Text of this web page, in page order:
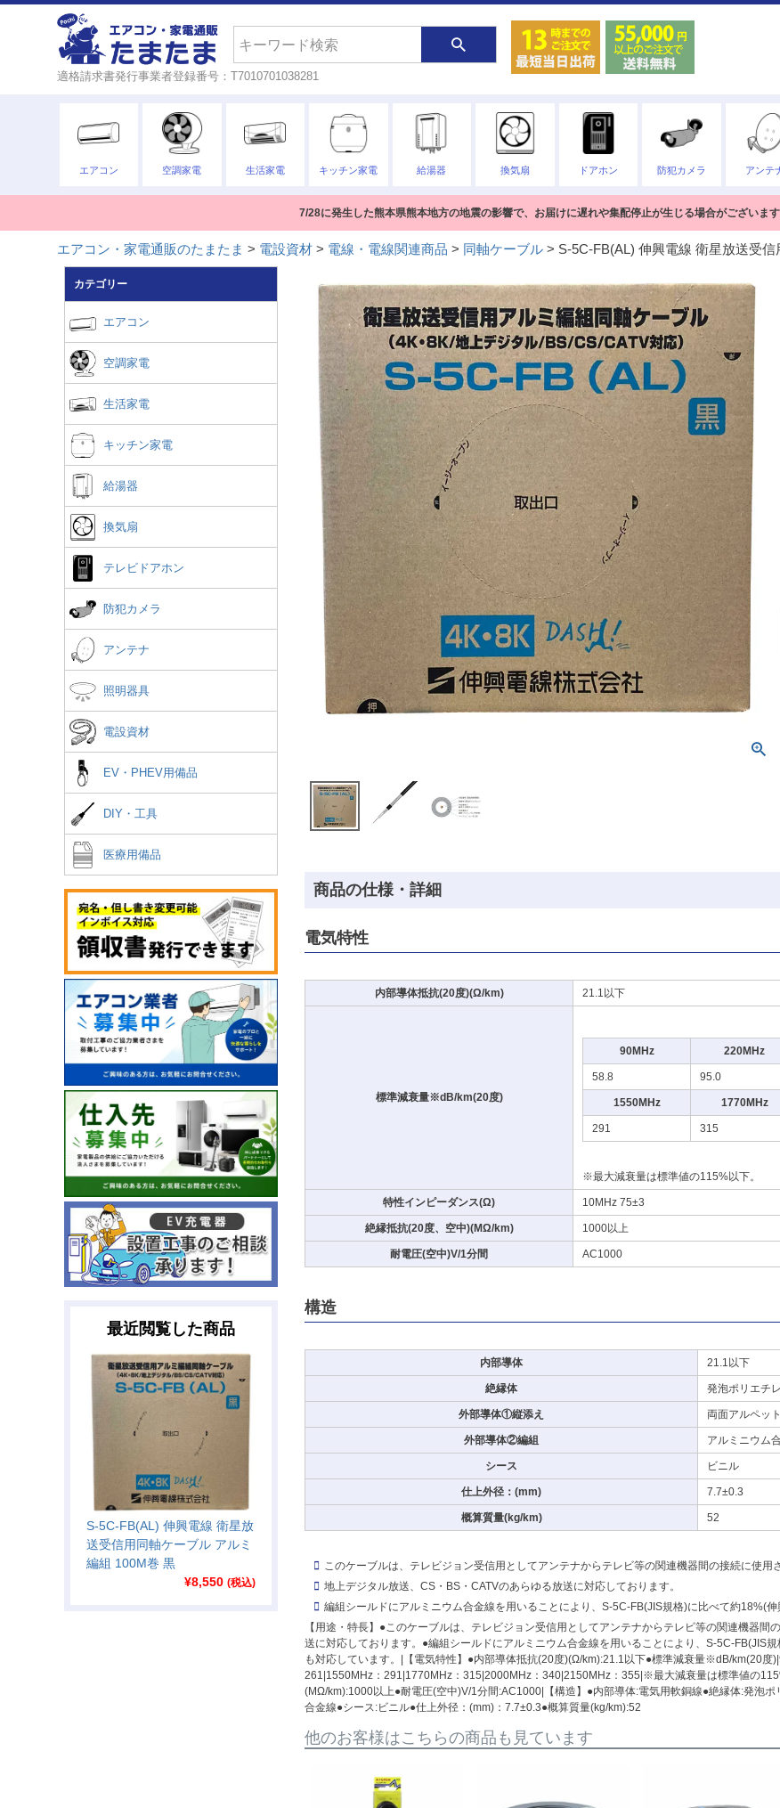
適格請求書発行事業者登録番号：T7010701038281
エアコン 空調家電 生活家電 キッチン家電 給湯器 換気扇 ドアホン 防犯カメラ アンテ
7/28に発生した熊本県熊本地方の地震の影響で、お届けに遅れや集配停止が生じる場合がございます
エアコン・家電通販のたまたま 電設資材 電線・電線関連商品 同軸ケーブル S-5C-FB(AL) 伸興電線 衛星放送受
カテゴリー
エアコン
空調家電
生活家電
キッチン家電
給湯器
換気扇
テレビドアホン
防犯カメラ
アンテナ
照明器具
電設資材
EV・PHEV用備品
DIY・工具
医療用備品
最近閲覧した商品
S-5C-FB(AL) 伸興電線 衛星放
送受信用同軸ケーブル アルミ
編組 100M巻 黒
¥8,550 (税込)
商品の仕様・詳細
電気特性
内部導体抵抗(20度)(Ω/km) 21.1以下
標準減衰量※dB/km(20度)
90MHz 220MHz
58.8 95.0
1550MHz 1770MHz
291 315
※最大減衰量は標準値の115%以下。
特性インピーダンス(Ω) 10MHz 75±3
絶縁抵抗(20度、空中)(MΩ/km) 1000以上
耐電圧(空中)V/1分間 AC1000
構造
内部導体 21.1以下
絶縁体 発泡ポリエチ
外部導体①縦添え 両面アルペット
外部導体②編組 アルミニウム
シース ビニル
仕上外径：(mm) 7.7±0.3
概算質量(kg/km) 52
このケーブルは、テレビジョン受信用としてアンテナからテレビ等の関連機器間の接続に使用
地上デジタル放送、CS・BS・CATVのあらゆる放送に対応しております。
編組シールドにアルミニウム合金線を用いることにより、S-5C-FB(JIS規格)に比べて約18%(
【用途・特長】●このケーブルは、テレビジョン受信用としてアンテナからテレビ等の関連機器
送に対応しております。●編組シールドにアルミニウム合金線を用いることにより、S-5C-FB(JIS
も対応しています。|【電気特性】●内部導体抵抗(20度)(Ω/km):21.1以下●標準減衰量※dB/km(20
261|1550MHz：291|1770MHz：315|2000MHz：340|2150MHz：355|※最大減衰量は標準値の
(MΩ/km):1000以上●耐電圧(空中)V/1分間:AC1000|【構造】●内部導体:電気用軟銅線●絶縁体:発泡
合金線●シース:ビニル●仕上外径：(mm)：7.7±0.3●概算質量(kg/km):52
他のお客様はこちらの商品も見ています